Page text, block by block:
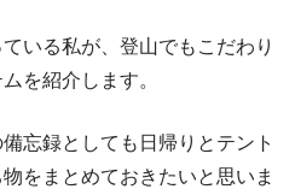
いる私が、登山でもこだわり
を紹介します。
忘録としても日帰りとテント
をまとめておきたいと思いま